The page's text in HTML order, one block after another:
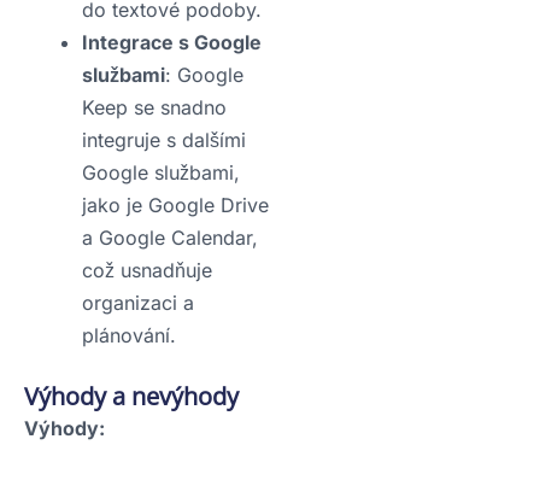
do textové podoby.
Integrace s Google
službami: Google
Keep se snadno
integruje s dalšími
Google službami,
jako je Google Drive
a Google Calendar,
což usnadňuje
organizaci a
plánování.
Výhody a nevýhody
Výhody: